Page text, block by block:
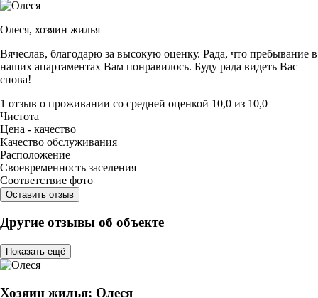
Олеся, хозяин жилья
Вячеслав, благодарю за высокую оценку. Рада, что пребывание в
наших апартаментах Вам понравилось. Буду рада видеть Вас
снова!
1 отзыв о проживании со средней оценкой 10,0 из 10,0
Чистота
Цена - качество
Качество обслуживания
Расположение
Своевременность заселения
Соответствие фото
Оставить отзыв
Другие отзывы об объекте
Показать ещё
Хозяин жилья: Олеся